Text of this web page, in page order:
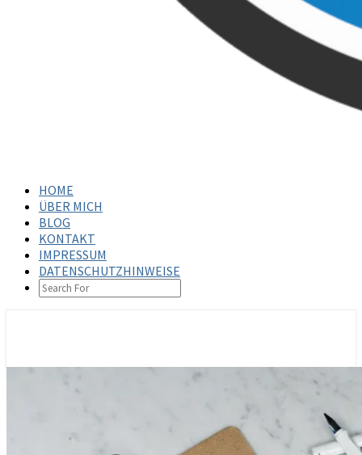
HOME
ÜBER MICH
BLOG
KONTAKT
IMPRESSUM
DATENSCHUTZHINWEISE
SEARCH
ICON